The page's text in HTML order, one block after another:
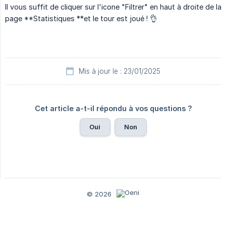
Il vous suffit de cliquer sur l'icone "Filtrer" en haut à droite de la
page **Statistiques **et le tour est joué ! 👌
Mis à jour le : 23/01/2025
Cet article a-t-il répondu à vos questions ?
Oui Non
© 2026